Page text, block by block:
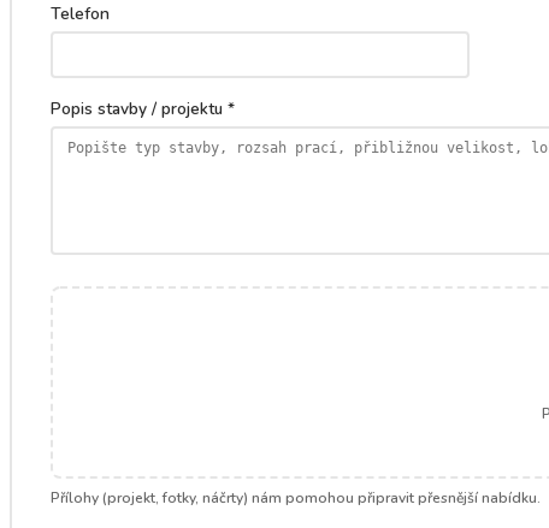
Telefon
Popis stavby / projektu *
Přílohy (projekt, fotky, náčrty) nám pomohou připravit přesnější nabídku.